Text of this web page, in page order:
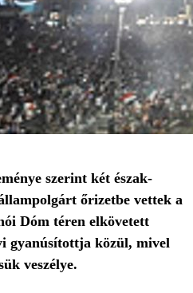
szerint két észak-
őrizetbe vettek a
Dóm téren elkövetett
gyanúsítottja közül, mivel
veszélye.